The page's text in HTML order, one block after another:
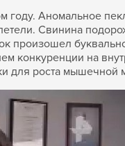
Аномальное
Свинина
произошел
конкуренции на
для роста мышечной